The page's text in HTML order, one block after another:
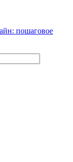
пошаговое